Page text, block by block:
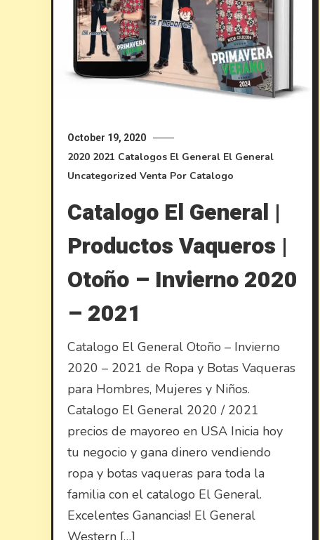
October 19, 2020
2020 2021 Catalogos El General El General
Uncategorized Venta Por Catalogo
Catalogo El General |
Productos Vaqueros |
Otoño – Invierno 2020
– 2021
Catalogo El General Otoño – Invierno
2020 – 2021 de Ropa y Botas Vaqueras
para Hombres, Mujeres y Niños.
Catalogo El General 2020 / 2021
precios de mayoreo en USA Inicia hoy
tu negocio y gana dinero vendiendo
ropa y botas vaqueras para toda la
familia con el catalogo El General.
Excelentes Ganancias! El General
Western […]